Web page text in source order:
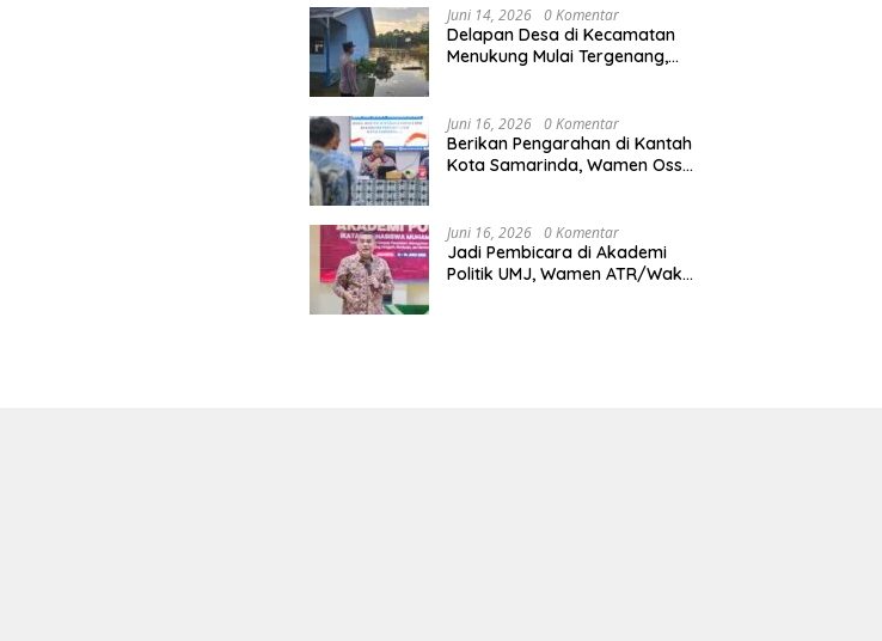
Nasional
Juni 14, 2026 0 Komentar
Delapan Desa di Kecamatan
Menukung Mulai Tergenang,
Juni 16, 2026 0 Komentar
Berikan Pengarahan di Kantah
Kota Samarinda, Wamen Ossy:
Kalimantan Timur
Juni 16, 2026 0 Komentar
Jadi Pembicara di Akademi
Politik UMJ, Wamen ATR/Waka